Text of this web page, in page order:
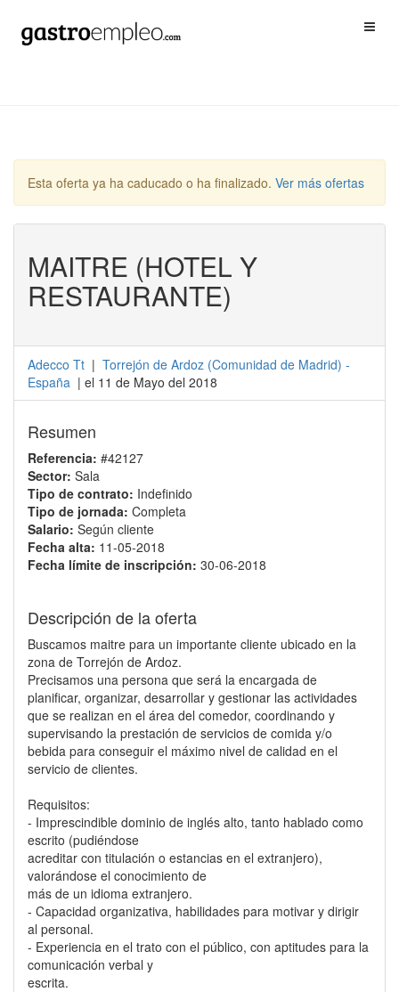
Esta oferta ya ha caducado o ha finalizado. Ver más ofertas
MAITRE (HOTEL Y
RESTAURANTE)
Adecco Tt | Torrejón de Ardoz (Comunidad de Madrid) -
España | el 11 de Mayo del 2018
Resumen
Referencia: #42127
Sector: Sala
Tipo de contrato: Indefinido
Tipo de jornada: Completa
Salario: Según cliente
Fecha alta: 11-05-2018
Fecha límite de inscripción: 30-06-2018
Descripción de la oferta
Buscamos maitre para un importante cliente ubicado en la
zona de Torrejón de Ardoz.
Precisamos una persona que será la encargada de
planificar, organizar, desarrollar y gestionar las actividades
que se realizan en el área del comedor, coordinando y
supervisando la prestación de servicios de comida y/o
bebida para conseguir el máximo nivel de calidad en el
servicio de clientes.
Requisitos:
- Imprescindible dominio de inglés alto, tanto hablado como
escrito (pudiéndose
acreditar con titulación o estancias en el extranjero),
valorándose el conocimiento de
más de un idioma extranjero.
- Capacidad organizativa, habilidades para motivar y dirigir
al personal.
- Experiencia en el trato con el público, con aptitudes para la
comunicación verbal y
escrita.